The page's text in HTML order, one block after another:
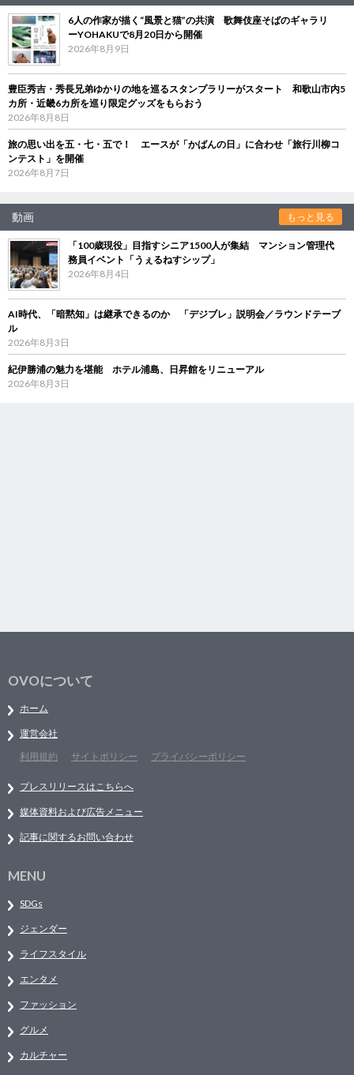
6人の作家が描く“風景と猫”の共演 歌舞伎座そばのギャラリ
ーYOHAKUで8月20日から開催
2026年8月9日
豊臣秀吉・秀長兄弟ゆかりの地を巡るスタンプラリーがスタート 和歌山市内5
カ所・近畿6カ所を巡り限定グッズをもらおう
2026年8月8日
旅の思い出を五・七・五で！ エースが「かばんの日」に合わせ「旅行川柳コ
ンテスト」を開催
2026年8月7日
動画 もっと見る
「100歳現役」目指すシニア1500人が集結 マンション管理代
務員イベント「うぇるねすシップ」
2026年8月4日
AI時代、「暗黙知」は継承できるのか 「デジブレ」説明会／ラウンドテーブ
ル
2026年8月3日
紀伊勝浦の魅力を堪能 ホテル浦島、日昇館をリニューアル
2026年8月3日
OVOについて
ホーム
運営会社
利用規約
サイトポリシー プライバシーポリシー
プレスリリースはこちらへ
媒体資料および広告メニュー
記事に関するお問い合わせ
MENU
SDGs
ジェンダー
ライフスタイル
エンタメ
ファッション
グルメ
カルチャー